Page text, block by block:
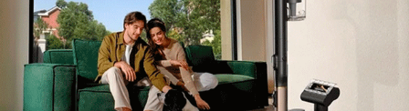
Обзор вертикального пылесоса Dreame Z40 AquaCycle
Pro: гибкий подход к уборке